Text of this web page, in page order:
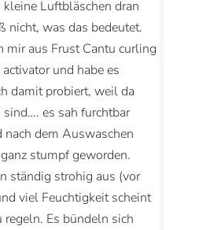
kleine Luftbläschen dran
nicht, was das bedeutet.
mir aus Frust Cantu curling
und habe es
damit probiert, weil da
es sah furchtbar
nach dem Auswaschen
stumpf geworden.
ständig strohig aus (vor
viel Feuchtigkeit scheint
regeln. Es bündeln sich